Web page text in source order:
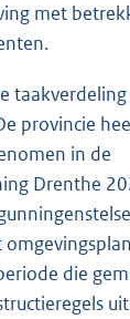
met
provincie
in de
Drenthe
die